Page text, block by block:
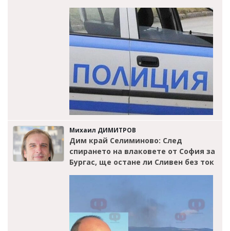
Михаил ДИМИТРОВ
Дим край Селиминово: След
спирането на влаковете от София за
Бургас, ще остане ли Сливен без ток